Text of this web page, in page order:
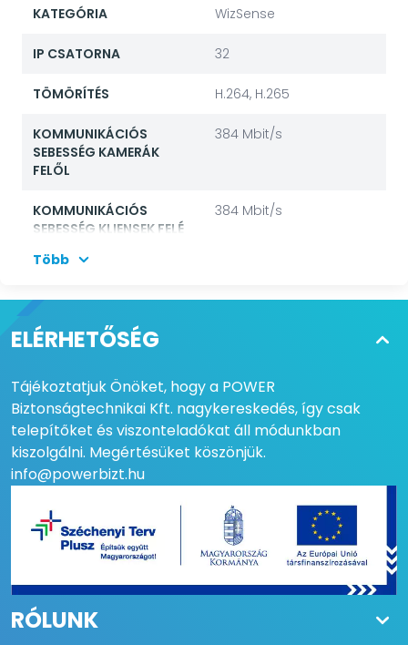
KATEGÓRIA WizSense
IP CSATORNA 32
TÖMÖRÍTÉS H.264, H.265
KOMMUNIKÁCIÓS
SEBESSÉG KAMERÁK
FELŐL
384 Mbit/s
KOMMUNIKÁCIÓS
SEBESSÉG KLIENSEK FELÉ
384 Mbit/s
LEGNAGYOBB
IP RÖGZÍTÉS
CSATORNÁNKÉNT
KIMENETEK 1xHDMI, 1xVGA
HDMI 1 db
HDMI ÉS VGA Azonos tartalom
HDMI1 4K (3840x2160)
VGA1 Full HD (1920x1080)
AUDIÓ BEMENET 1 RCA
AUDIÓ KIMENET
Több
ELÉRHETŐSÉG
Tájékoztatjuk Önöket, hogy a POWER
Biztonságtechnikai Kft. nagykereskedés, így csak
telepítőket és viszonteladókat áll módunkban
kiszolgálni. Megértésüket köszönjük.
info@powerbizt.hu
RÓLUNK